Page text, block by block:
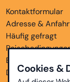
Kontaktformular
Adresse &
Häufig gefragt
Bankverbindungen
Downloads
Cookies &